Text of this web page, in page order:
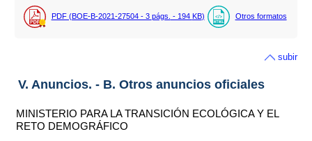
PDF (BOE-B-2021-27504 - 3 págs. - 194 KB) Otros formatos
subir
V. Anuncios. - B. Otros anuncios oficiales
MINISTERIO PARA LA TRANSICIÓN ECOLÓGICA Y EL
RETO DEMOGRÁFICO